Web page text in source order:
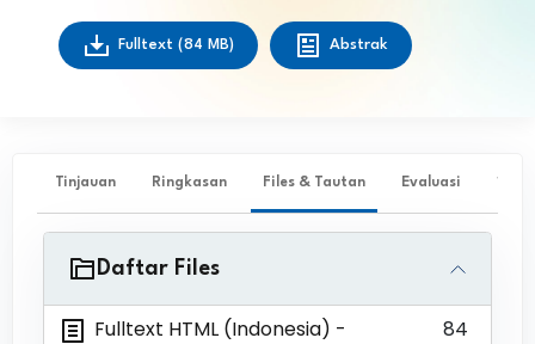
Fulltext (84 MB) Abstrak
Tinjauan Ringkasan Files & Tautan Evaluasi ✨
Daftar Files
Fulltext HTML (Indonesia) -
84